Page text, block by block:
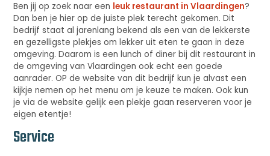
Ben jij op zoek naar een leuk restaurant in Vlaardingen?
Dan ben je hier op de juiste plek terecht gekomen. Dit
bedrijf staat al jarenlang bekend als een van de lekkerste
en gezelligste plekjes om lekker uit eten te gaan in deze
omgeving. Daarom is een lunch of diner bij dit restaurant in
de omgeving van Vlaardingen ook echt een goede
aanrader. OP de website van dit bedrijf kun je alvast een
kijkje nemen op het menu om je keuze te maken. Ook kun
je via de website gelijk een plekje gaan reserveren voor je
eigen etentje!
Service